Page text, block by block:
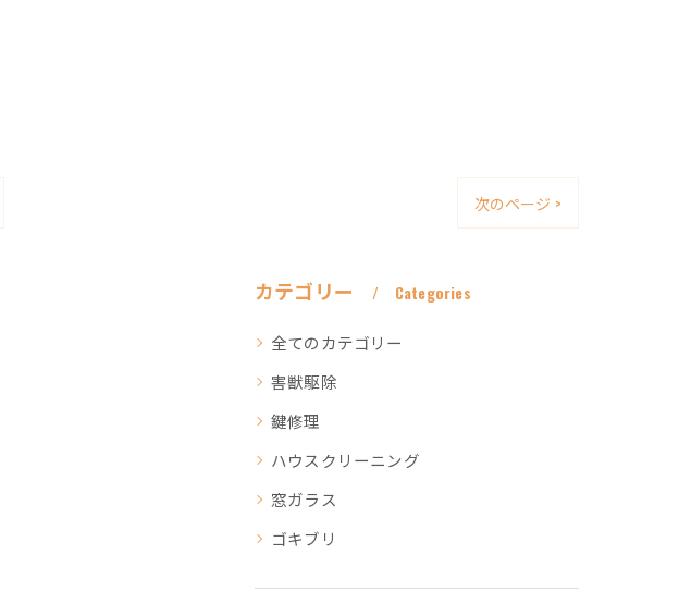
次のページ >
カテゴリー Categories
全てのカテゴリー
害獣駆除
鍵修理
ハウスクリーニング
窓ガラス
ゴキブリ